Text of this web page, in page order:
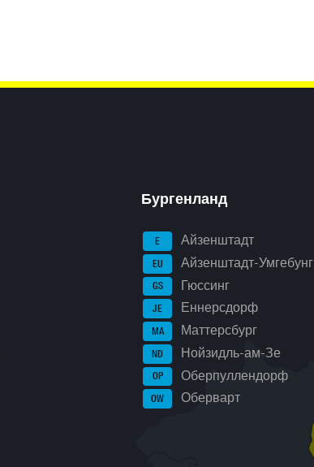
Бургенланд
E Айзенштадт
EU Айзенштадт-Умгебунг
GS Гюссинг
JE Еннерсдорф
MA Маттерсбург
ND Нойзидль-ам-Зе
OP Оберпуллендорф
OW Оберварт